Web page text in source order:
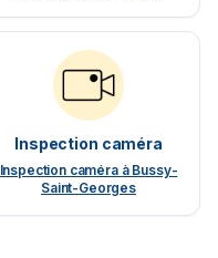
Inspection caméra
Inspection caméra à Bussy-
Saint-Georges